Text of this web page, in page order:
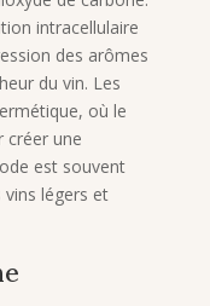
intracellulaire
des arômes
du vin. Les
où le
créer une
est souvent
légers et